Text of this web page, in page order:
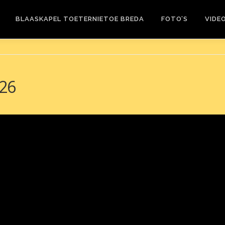
BLAASKAPEL TOETERNIETOE BREDA FOTO’S